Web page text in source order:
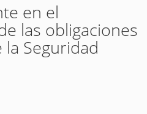
en el
las obligaciones
Seguridad